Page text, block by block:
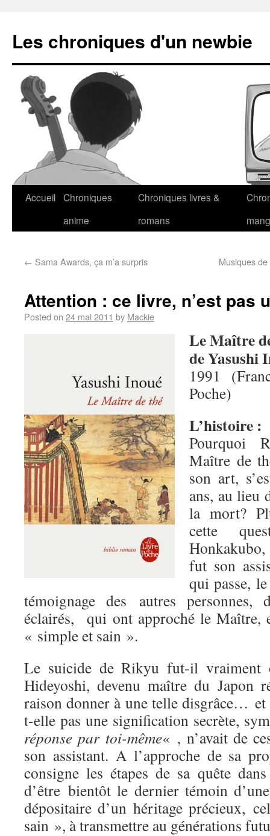
Les chroniques d'un newbie
Accueil Chroniques
anime
Chroniques livres &
romans
← Sama Awards, ça m’a surpris Musiques
Attention : ce livre, n’est pas
Posted on 24 mai 2011 by Mackie
Le Maître
de Yasushi
1991
Poche)
L’histoire :
Pourquoi
Maître de
son art,
ans, au lieu
la mort?
cette
fut son
qui passe,
témoignage des autres personnes,
éclairés, qui ont approché le Maître,
« simple et sain ».
Le suicide de Rikyu fut-il vraiment
Hideyoshi, devenu maître du Japon
raison donner à une telle disgrâce…
t-elle pas une signification secrète,
réponse par toi-même« , n’avait de
son assistant. A l’approche de sa
consigne les étapes de sa quête
d’être bientôt le dernier témoin
dépositaire d’un héritage précieux,
sain », à transmettre au générations